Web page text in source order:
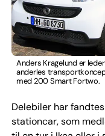
Anders Kragelund er
anderles
med 200 Smart Fortwo.
Delebiler har
stationcar, som